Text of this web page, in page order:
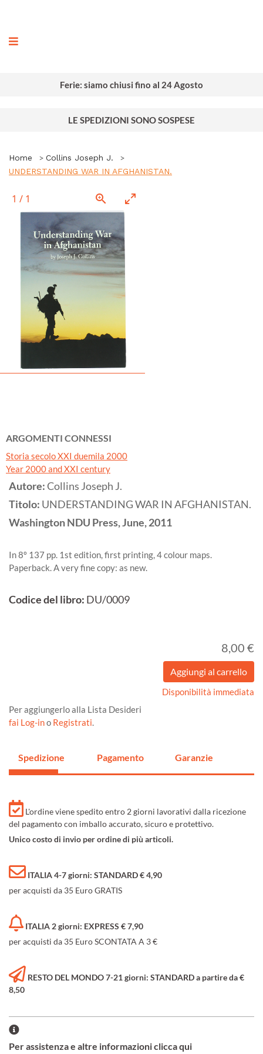
Ferie: siamo chiusi fino al 24 Agosto
LE SPEDIZIONI SONO SOSPESE
Home
Collins Joseph J.
UNDERSTANDING WAR IN AFGHANISTAN.
1 / 1
ARGOMENTI CONNESSI
Storia secolo XXI duemila 2000
Year 2000 and XXI century
Autore:Collins Joseph J.
Titolo: UNDERSTANDING WAR IN AFGHANISTAN.
WashingtonNDU Press, June,2011
In 8º 137 pp. 1st edition, first printing, 4 colour maps.
Paperback. A very fine copy: as new.
Codice del libro: DU/0009
8,00 €
Disponibilità immediata
Per aggiungerlo alla Lista Desideri
fai Log-ino Registrati.
Spedizione Pagamento Garanzie
L'ordine viene spedito entro 2 giorni lavorativi dalla ricezione
del pagamento con imballo accurato, sicuro e protettivo.
Unico costo di invio per ordine di più articoli.
ITALIA 4-7 giorni: STANDARD € 4,90
per acquisti da 35 Euro GRATIS
ITALIA 2 giorni: EXPRESS € 7,90
per acquisti da 35 Euro SCONTATA A 3 €
RESTO DEL MONDO 7-21 giorni: STANDARD a partire da €
8,50
Per assistenza e altre informazioni clicca qui